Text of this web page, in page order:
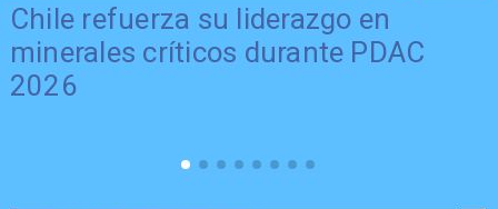
Chile refuerza su liderazgo en
minerales críticos durante PDAC
2026